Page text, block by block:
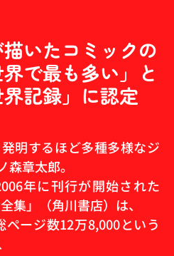
描いたコミックの
で最も多い」と
記録」に認定
明するほど多種多様なジ
森章太郎。
年に刊行が開始された
集」（角川書店）は、
ージ数12万8,000という